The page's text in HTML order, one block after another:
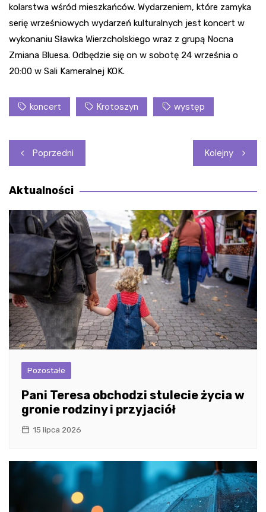
kolarstwa wśród mieszkańców. Wydarzeniem, które zamyka
serię wrześniowych wydarzeń kulturalnych jest koncert w
wykonaniu Sławka Wierzcholskiego wraz z grupą Nocna
Zmiana Bluesa. Odbędzie się on w sobotę 24 września o
20:00 w Sali Kameralnej KOK.
koncert Krotoszyn występ
Nawigacja
wpisu
Poprzedni Kolejny
Aktualności
Pozostałe
Pani Teresa obchodzi stulecie życia w
gronie rodziny i przyjaciół
15 lipca 2026